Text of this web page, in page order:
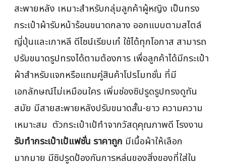
สะพายหลัง เหมาะสำหรับกลุ่มลูกค้าผู้หญิง เป็นทรง
กระเป๋าผ้ารับหน้าร้อนขนาดกลาง ออกแบบตามสไตล์
ญี่ปุ่นและเกาหลี ดีไซน์เรียบเก๋ ใช้ได้ทุกโอกาส สามารถ
ปรับขนาดรูปทรงได้ตามต้องการ เพื่อลูกค้าได้มีกระเป๋า
ผ้าสำหรับแจกหรือแถมคู่สินค้าโปรโมทชั่น ที่มี
เอกลักษณ์ไม่เหมือนใคร เพิ่มช่องซิปรูดรูปทรงดูทัน
สมัย มีสายสะพายหลังปรับขนาดสั้น-ยาว ความความ
เหมาะสม ตัวกระเป๋าเป้ทำจากวัสดุคุณภาพดี โรงงาน
รับทำกระเป๋าเป้แฟชั่น ราคาถูก มีเนื้อผ้าให้เลือก
มากมาย มีซิปรูดป้องกันการหล่นของสิ่งของที่ใส่ใน